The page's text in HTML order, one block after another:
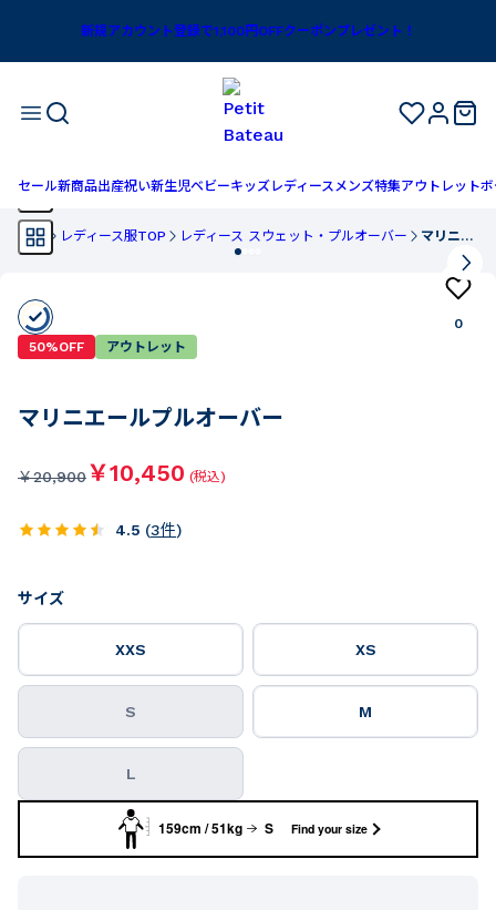
新規アカウント登録で1,100円OFFクーポンプレゼント！
セール新商品出産祝い新生児ベビーキッズ レディースメンズ特集アウトレットボ
TOP レディース服TOP レディース スウェット・プルオーバー マリニエールプルオーバー
0
50%OFF
アウトレット
マリニエールプルオーバー
￥20,900￥10,450 (税込)
4.5 (3件)
サイズ
XXS XS
S M
L
159cm / 51kg S Find your size